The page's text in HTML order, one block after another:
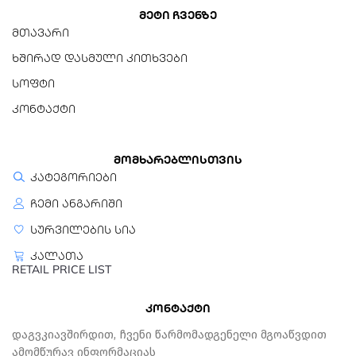
გრაფიკული ბარათი
WDDM 1.0 დრაივერით
ინტერნეტ კავშირი
საჭიროა
განახლებებისთვის და
ზოგიერთი ფუნქციისთვის
Windows 11 Pro
პროცესორი
მეტი ჩვენზე
მთავარი
ხშირად დასმული კითხვები
სოფტი
კონტაქტი
მომხარებლისთვის
კატეგორიები
ჩემი ანგარიში
სურვილების სია
კალათა
RETAIL PRICE LIST
კონტაქტი
Დაგვკიავშირდით, Ჩვენი Წარმომადგენელი Მგოაწვდით
Ამომწურავ Ინფორმაციას